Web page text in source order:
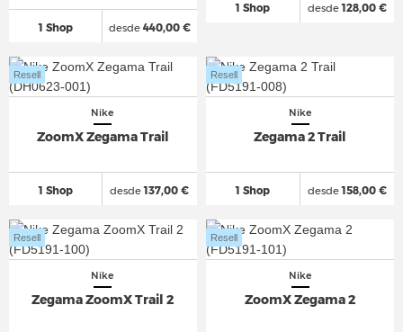
1 Shop desde440,00 €
1 Shop desde128,00 €
Nike
ZoomX Zegama Trail
1 Shop
Resell
desde137,00 €
Nike
Zegama 2 Trail
1 Shop
Resell
desde158,00 €
Nike
Zegama ZoomX Trail 2
Resell
Nike
ZoomX Zegama 2
Resell